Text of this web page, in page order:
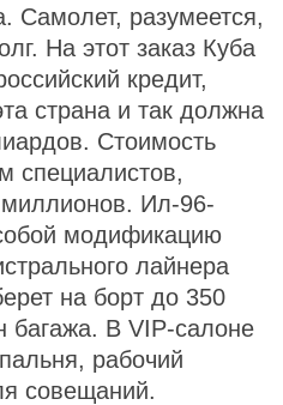
Самолет, разумеется,
На этот заказ Куба
кредит,
страна и так должна
Стоимость
специалистов,
миллионов. Ил-96-
модификацию
лайнера
на борт до 350
багажа. В VIP-салоне
рабочий
совещаний.